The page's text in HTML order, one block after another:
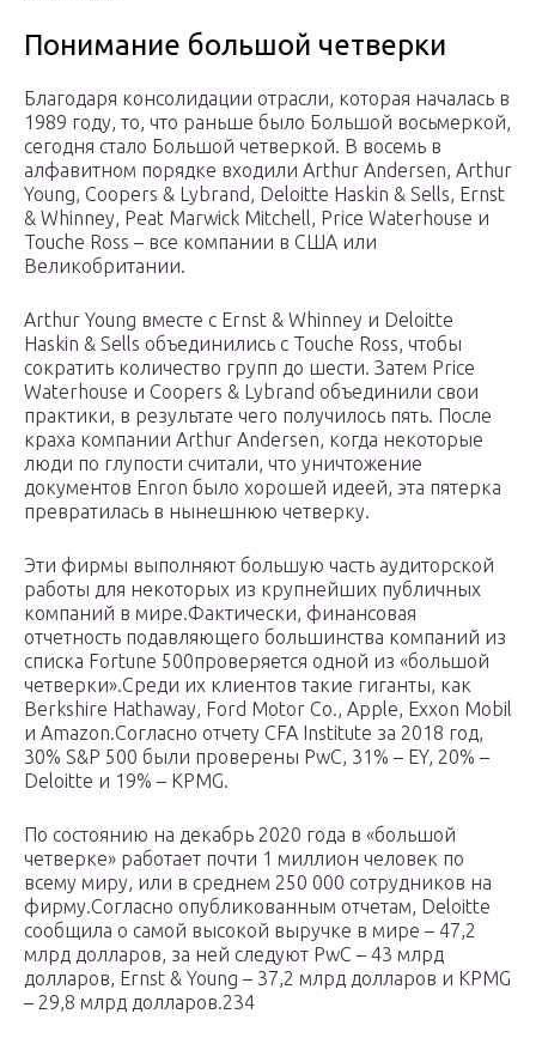
Понимание большой четверки
Благодаря консолидации отрасли, которая началась в
1989 году, то, что раньше было Большой восьмеркой,
сегодня стало Большой четверкой. В восемь в
алфавитном порядке входили Arthur Andersen, Arthur
Young, Coopers & Lybrand, Deloitte Haskin & Sells, Ernst
& Whinney, Peat Marwick Mitchell, Price Waterhouse и
Touche Ross – все компании в США или
Великобритании.
Arthur Young вместе с Ernst & Whinney и Deloitte
Haskin & Sells объединились с Touche Ross, чтобы
сократить количество групп до шести. Затем Price
Waterhouse и Coopers & Lybrand объединили свои
практики, в результате чего получилось пять. После
краха компании Arthur Andersen, когда некоторые
люди по глупости считали, что уничтожение
документов Enron было хорошей идеей, эта пятерка
превратилась в нынешнюю четверку.
Эти фирмы выполняют большую часть аудиторской
работы для некоторых из крупнейших публичных
компаний в мире.Фактически, финансовая
отчетность подавляющего большинства компаний из
списка Fortune 500проверяется одной из «большой
четверки».Среди их клиентов такие гиганты, как
Berkshire Hathaway, Ford Motor Co., Apple, Exxon Mobil
и Amazon.Согласно отчету CFA Institute за 2018 год,
30% S&P 500 были проверены PwC, 31% – EY, 20% –
Deloitte и 19% – KPMG.
По состоянию на декабрь 2020 года в «большой
четверке» работает почти 1 миллион человек по
всему миру, или в среднем 250 000 сотрудников на
фирму.Согласно опубликованным отчетам, Deloitte
сообщила о самой высокой выручке в мире – 47,2
млрд долларов, за ней следуют PwC – 43 млрд
долларов, Ernst & Young – 37,2 млрд долларов и KPMG
– 29,8 млрд долларов.234